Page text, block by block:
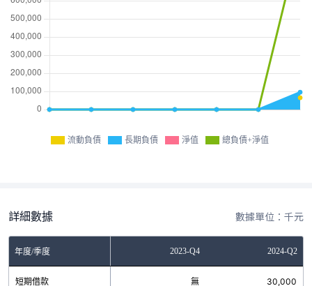
流動負債 長期負債 淨值 總負債+淨值
詳細數據 數據單位：千元
年度/季度 2023-Q4 2024-Q2
短期借款 無 30,000